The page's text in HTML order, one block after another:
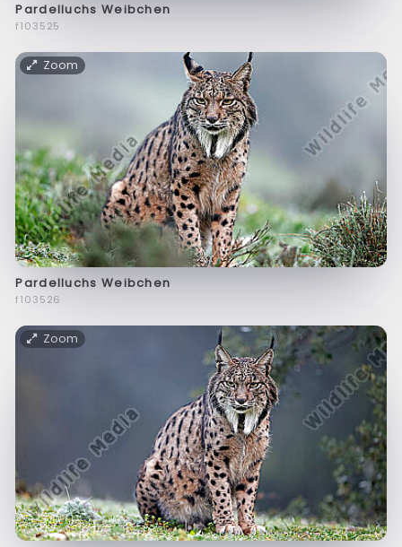
Pardelluchs Weibchen
f103525
Zoom
Pardelluchs Weibchen
f103526
Zoom